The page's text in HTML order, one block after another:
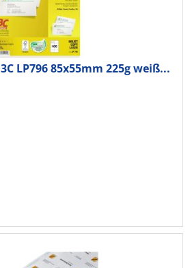
LP796 85x55mm 225g weiß...